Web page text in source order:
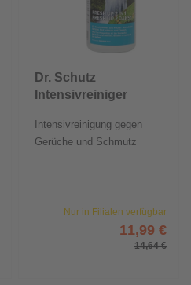
Dr. Schutz
Intensivreiniger
1Intensivreinigung gegen
Gerüche und Schmutz
Nur in Filialen verfügbar
11,99 €
14,64 €